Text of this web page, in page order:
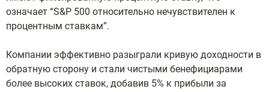
означает “S&P 500 относительно нечувствителен к
процентным ставкам”.
Компании эффективно разыграли кривую доходности в
обратную сторону и стали чистыми бенефициарами
более высоких ставок, добавив 5% к прибыли за